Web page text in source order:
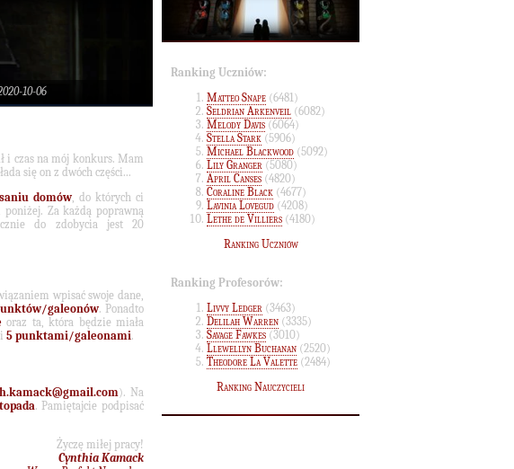
10-06
i czas na mój konkurs. Mam
się on z dwóch części...
domów, do których ci
Za każdą poprawną
do zdobycia jest 20
wpisać swoje dane,
galeonów. Ponadto
oraz ta, która będzie miała
5 punktami/galeonami.
). Na
. Pamiętajcie podpisać
Życzę miłej pracy!
Cynthia Kamack
Ranking Uczniów:
Matteo Snape (6481)
Seldrian Arkenveil (6082)
Melody Davis (6064)
Stella Stark (5906)
Michael Blackwood (5092)
Lily Granger (5080)
April Canses (4820)
Coraline Black (4677)
Lavinia Lovegud (4208)
Lethe de Villiers (4180)
Ranking Uczniów
Ranking Profesorów:
Livvy Ledger (3463)
Delilah Warren (3335)
Savage Fawkes (3010)
Llewellyn Buchanan (2520)
Theodore La Valette (2484)
Ranking Nauczycieli